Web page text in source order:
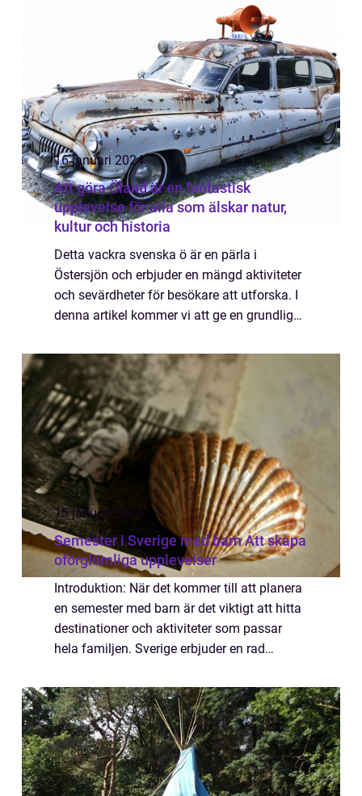
16 januari 2024
Att göra Öland är en fantastisk
upplevelse för alla som älskar natur,
kultur och historia
Detta vackra svenska ö är en pärla i
Östersjön och erbjuder en mängd aktiviteter
och sevärdheter för besökare att utforska. I
denna artikel kommer vi att ge en grundlig
typer av aktiviteter som finns til...
15 januari 2024
Semester i Sverige med barn Att skapa
oförglömliga upplevelser
Introduktion: När det kommer till att planera
en semester med barn är det viktigt att hitta
destinationer och aktiviteter som passar
hela familjen. Sverige erbjuder en rad
av roliga och minnesvärda upplev...